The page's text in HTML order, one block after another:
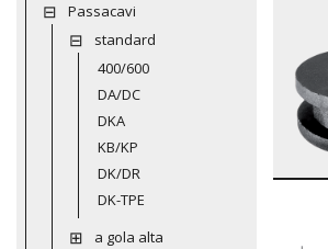
Passacavi
standard
400/600
DA/DC
DKA
KB/KP
DK/DR
DK-TPE
a gola alta